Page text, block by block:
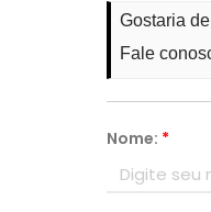
Gostaria
Fale
Nome: *